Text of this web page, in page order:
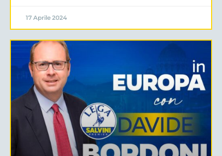
17 Aprile 2024